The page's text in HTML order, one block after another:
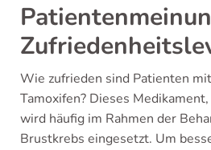
Wie zufrieden sind Patienten
Tamoxifen? Dieses
wird häufig im Rahmen der
Brustkrebs eingesetzt. Um